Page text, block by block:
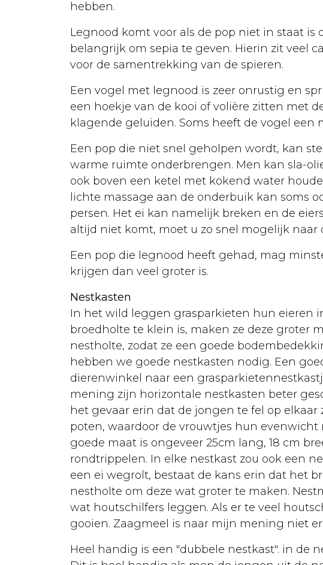
Ziekten
Volièrevogels
Aankoop
Voeding
Ziekten
Kippen
Algemeen
Verzorging
Voeding
Rassen
Ziekten
Duiven
Aankoop
Rassen
Huisvesting
Verzorging
Voeding
Ziekten
Vogelgroep
Aanschaf
hebben.
Legnood komt voor als de pop niet in staat
belangrijk om sepia te geven. Hierin zit veel
voor de samentrekking van de spieren.
Een vogel met legnood is zeer onrustig en
een hoekje van de kooi of volière zitten met
klagende geluiden. Soms heeft de vogel
Een pop die niet snel geholpen wordt, kan
warme ruimte onderbrengen. Men kan sla-
ook boven een ketel met kokend water
lichte massage aan de onderbuik kan soms
persen. Het ei kan namelijk breken en de
altijd niet komt, moet u zo snel mogelijk
Een pop die legnood heeft gehad, mag
krijgen dan veel groter is.
Nestkasten
In het wild leggen grasparkieten hun eieren
broedholte te klein is, maken ze deze groter
nestholte, zodat ze een goede
hebben we goede nestkasten nodig. Een
dierenwinkel naar een
mening zijn horizontale nestkasten beter
het gevaar erin dat de jongen te fel op
poten, waardoor de vrouwtjes hun
goede maat is ongeveer 25cm lang, 18 cm
rondtrippelen. In elke nestkast zou ook een
een ei wegrolt, bestaat de kans erin dat het
nestholte om deze wat groter te maken.
wat houtschilfers leggen. Als er te veel
gooien. Zaagmeel is naar mijn mening niet
Heel handig is een "dubbele nestkast". in de